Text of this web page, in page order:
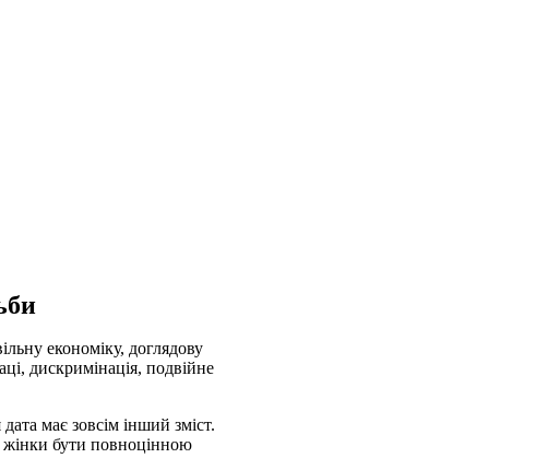
економіку, доглядову
дискримінація, подвійне
має зовсім інший зміст.
жінки бути повноцінною